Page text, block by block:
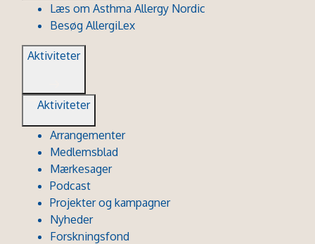
Læs om Asthma Allergy Nordic
Besøg AllergiLex
Aktiviteter
Aktiviteter
Arrangementer
Medlemsblad
Mærkesager
Podcast
Projekter og kampagner
Nyheder
Forskningsfond